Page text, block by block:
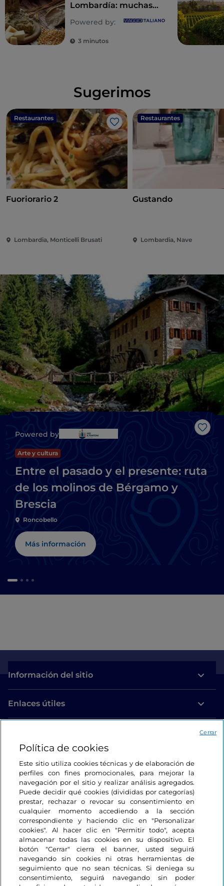
Lombardía: muchas
almas para un
derroche de sabores
Powered by:
3 minutos
Sugerimos
Restaurantes
Me gusta
Fuoriorario 2
Lombardia, Monticelli Brusati
Restaurantes
Gustando
Lombardia, Nave
Me
Powered by
Arte y cultura
Entre el pasado y el presente: ruta
de los molinos de Bérgamo y
Brescia
Roncobello
Más información
Información del sitio
Enlaces útiles
Estamos en contacto
Política de cookies
Este sitio utiliza cookies técnicas y de elaboración de
perfiles con fines promocionales, para mejorar la
navegación por el sitio y realizar análisis agregados.
Puede decidir qué cookies (divididas por categorías)
prestar, rechazar o revocar su consentimiento en
cualquier momento accediendo a la sección
correspondiente y haciendo clic en "Personalizar
cookies". Al hacer clic en "Permitir todo", acepta
almacenar todas las cookies en su dispositivo. El
botón "Cerrar" cierra el banner, usted seguirá
navegando sin cookies ni otras herramientas de
seguimiento que no sean técnicas. Si deniega su
consentimiento, seguirá navegando sin poder
Cerrar